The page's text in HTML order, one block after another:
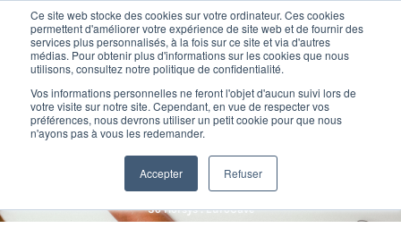
Ce site web stocke des cookies sur votre ordinateur. Ces cookies
permettent d'améliorer votre expérience de site web et de fournir des
services plus personnalisés, à la fois sur ce site et via d'autres
médias. Pour obtenir plus d'informations sur les cookies que nous
utilisons, consultez notre politique de confidentialité.
Vos informations personnelles ne feront l'objet d'aucun suivi lors de
votre visite sur notre site. Cependant, en vue de respecter vos
préférences, nous devrons utiliser un petit cookie pour que nous
n'ayons pas à vous les redemander.
Accepter Refuser
Passer
contenu
Nos offres
Formation
Nos clients
Retour d’expérience sur nos
formations So’Horsys :
EuroCave
Actualité Fortify»Retour d’expérience sur nos formations
So’Horsys : EuroCave